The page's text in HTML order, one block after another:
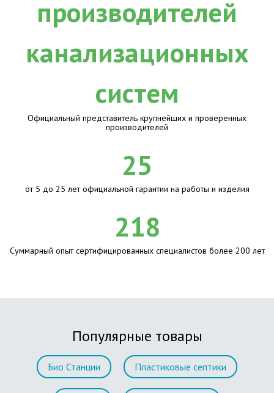
Официальный представитель крупнейших и проверенных
производителей
25
от 5 до 25 лет официальной гарантии на работы и изделия
218
Суммарный опыт сертифицированных специалистов более 200 лет
Популярные товары
Био Станции Пластиковые септики